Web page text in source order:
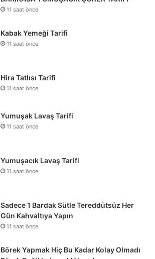
11 saat önce
Kabak Yemeği Tarifi
11 saat önce
Hira Tatlısı Tarifi
11 saat önce
Yumuşak Lavaş Tarifi
11 saat önce
Yumuşacık Lavaş Tarifi
11 saat önce
Sadece 1 Bardak Sütle Tereddütsüz Her
Gün Kahvaltıya Yapın
11 saat önce
Börek Yapmak Hiç Bu Kadar Kolay Olmadı